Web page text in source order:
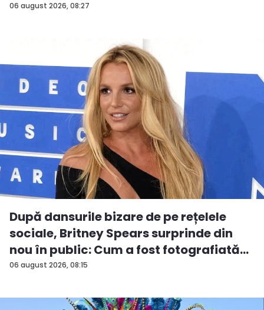
06 august 2026, 08:27
06 august 2026, 08:15
După dansurile bizare de pe rețelele
sociale, Britney Spears surprinde din
nou în public: Cum a fost fotografiată
î...